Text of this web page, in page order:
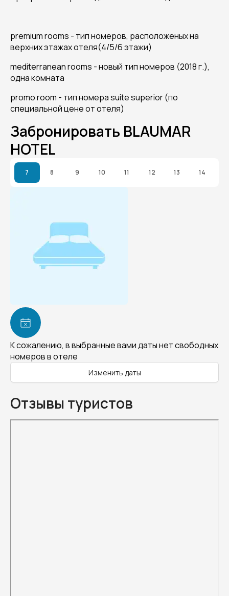
premium rooms - тип номеров, расположеных на
верхних этажах отеля(4/5/6 этажи)
mediterranean rooms - новый тип номеров (2018 г.),
одна комната
promo room - тип номера suite superior (по
специальной цене от отеля)
Забронировать BLAUMAR
HOTEL
7 8 9 10 11 12 13 14
К сожалению, в выбранные вами даты нет свободных
номеров в отеле
Изменить даты
Отзывы туристов